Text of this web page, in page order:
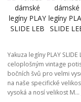
Yakuza legíny PLAY
celoplošným vintage
bočních švů pro velmi
na naše specifické
vysoká a nosí velikost M...